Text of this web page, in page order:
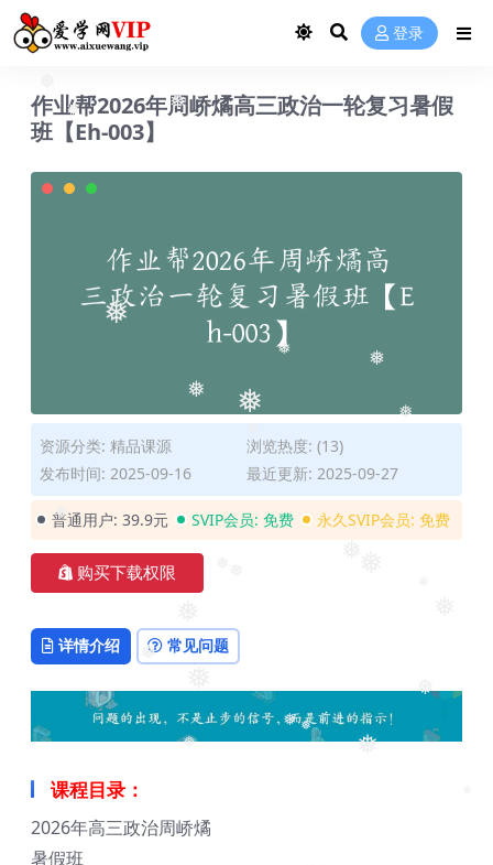
❅
❅
❅
❅
❅
❅
❅
❅
❅
❅
❅
登录
作业帮2026年周峤燏高三政治一轮复习暑假
班【Eh-003】
资源分类: 精品课源
浏览热度: (13)
发布时间: 2025-09-16
最近更新: 2025-09-27
普通用户: 39.9元 SVIP会员: 免费 永久SVIP会员: 免费
购买下载权限
详情介绍 常见问题
课程目录：
2026年高三政治周峤燏
暑假班